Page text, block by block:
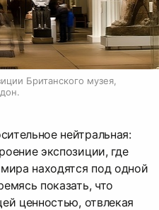
Британского музея,
нейтральная:
экспозиции, где
находятся под одной
показать, что
ценностью, отвлекая